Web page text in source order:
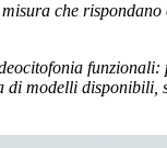
che
modelli